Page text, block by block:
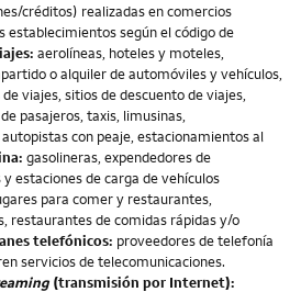
créditos) realizadas en comercios
establecimientos según el código de
aerolíneas, hoteles y moteles,
o alquiler de automóviles y vehículos,
viajes, sitios de descuento de viajes,
pasajeros, taxis, limusinas,
con peaje, estacionamientos al
gasolineras, expendedores de
estaciones de carga de vehículos
para comer y restaurantes,
restaurantes de comidas rápidas y/o
telefónicos: proveedores de telefonía
servicios de telecomunicaciones.
(transmisión por Internet):